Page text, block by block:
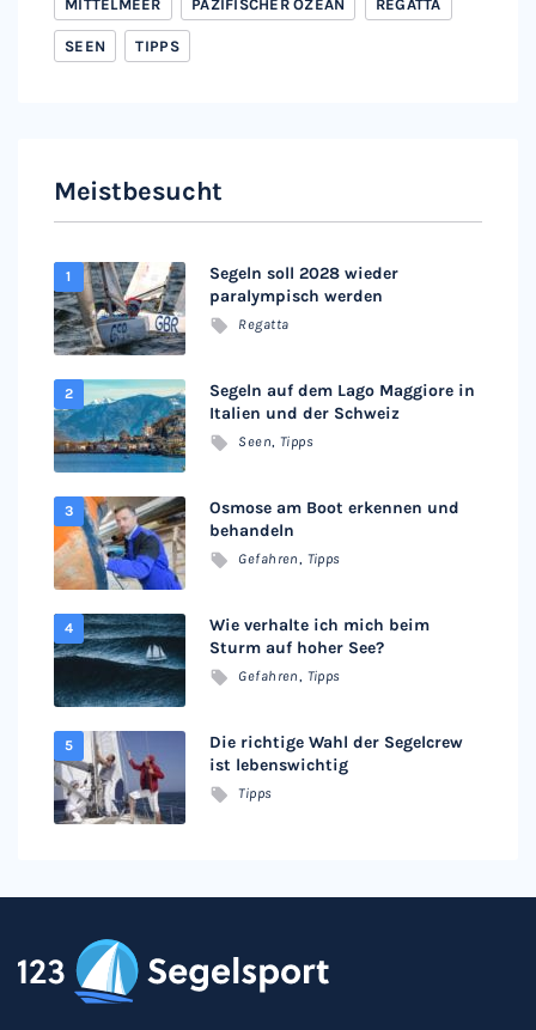
MITTELMEER PAZIFISCHER OZEAN REGATTA
SEEN TIPPS
Meistbesucht
Segeln soll 2028 wieder
paralympisch werden
Regatta
Segeln auf dem Lago Maggiore in
Italien und der Schweiz
Seen, Tipps
Osmose am Boot erkennen und
behandeln
Gefahren, Tipps
Wie verhalte ich mich beim
Sturm auf hoher See?
Gefahren, Tipps
Die richtige Wahl der Segelcrew
ist lebenswichtig
Tipps